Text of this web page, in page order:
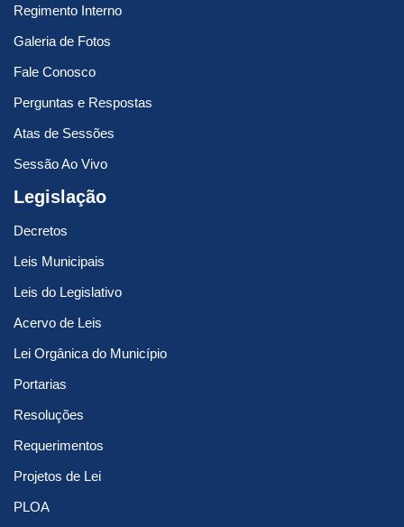
Regimento Interno
Galeria de Fotos
Fale Conosco
Perguntas e Respostas
Atas de Sessões
Sessão Ao Vivo
Legislação
Decretos
Leis Municipais
Leis do Legislativo
Acervo de Leis
Lei Orgânica do Município
Portarias
Resoluções
Requerimentos
Projetos de Lei
PLOA